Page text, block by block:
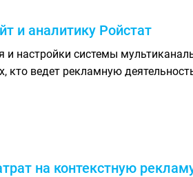
и аналитику Ройстат
и настройки системы
кто ведет рекламную
на контекстную